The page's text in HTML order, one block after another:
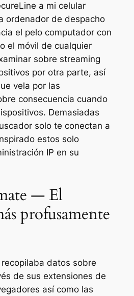
a mi celular
ordenador de despacho
el pelo computador con
el móvil de cualquier
sobre streaming
por otra parte, así
vela por las
consecuencia cuando
Demasiadas
solo te conectan a
estos solo
IP en su
— El
profusamente
datos sobre
de sus extensiones de
así­ como las